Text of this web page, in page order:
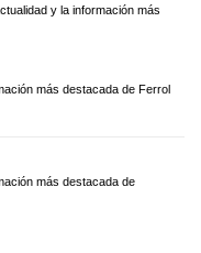
y la información más
más destacada de Ferrol
más destacada de